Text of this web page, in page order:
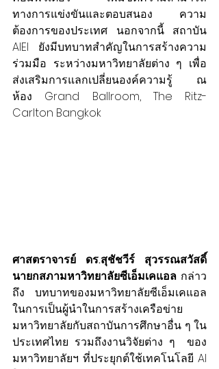
ทางการแข่งขันและตอบสนอง ความ
ต้องการของประเทศ นอกจากนี้ สถาบัน
AIEI  ยังมีบทบาทสำคัญในการสร้างความ
ร่วมมือ ระหว่างมหาวิทยาลัยต่าง ๆ เพื่อ
ส่งเสริมการแลกเปลี่ยนองค์ความรู้ ณ
ห้อง Grand Ballroom, The Ritz-
Carlton Bangkok
ศาสตราจารย์ ดร.สุชัชวีร์ สุวรรณสวัสดิ์
นายกสภามหาวิทยาลัยซีเอ็มเคแอล กล่าว
ถึง
บทบาทของมหาวิทยาลัยซีเอ็มเคแอล
ในการเป็นผู้นำในการสร้างเครือข่าย
มหาวิทยาลัยกับสถาบันการศึกษาอื่น ๆ ใน
ประเทศไทย รวมถึงงานวิจัยต่าง ๆ  ของ
มหาวิทยาลัยฯ ที่ประยุกต์ใช้เทคโนโลยี AI